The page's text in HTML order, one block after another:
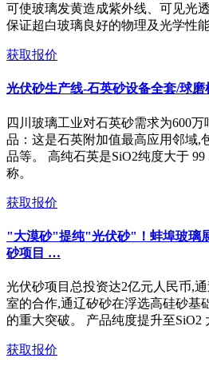
可使玻璃发黄造成紫外线、可见光
保证超白玻璃良好的物理及光学性
获取报价
光伏砂生产线-石英砂设备全套/球
四川玻璃工业对石英砂需求为600万
品：这是石英附加值最高应用邻域,
品等。 高纯石英是SiO2纯度大于
称。
获取报价
"大漠砂"提纯"光伏砂"！蚌埠玻璃
砂项目 …
光伏砂项目总投资达2亿元人民币,
室的合作,通辽矽砂在浮选高硅砂基
的重大突破。 产品纯度提升至SiO2
获取报价